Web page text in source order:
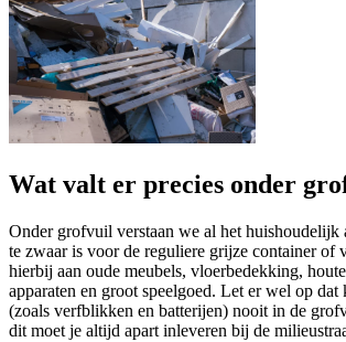
Wat valt er precies onder
Onder grofvuil verstaan we al het huishoudelijk
te zwaar is voor de reguliere grijze container of
hierbij aan oude meubels, vloerbedekking,
apparaten en groot speelgoed. Let er wel op
(zoals verfblikken en batterijen) nooit in de
dit moet je altijd apart inleveren bij de